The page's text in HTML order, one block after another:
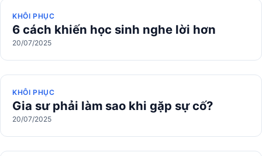
KHÔI PHỤC
6 cách khiến học sinh nghe lời hơn
20/07/2025
KHÔI PHỤC
Gia sư phải làm sao khi gặp sự cố?
20/07/2025